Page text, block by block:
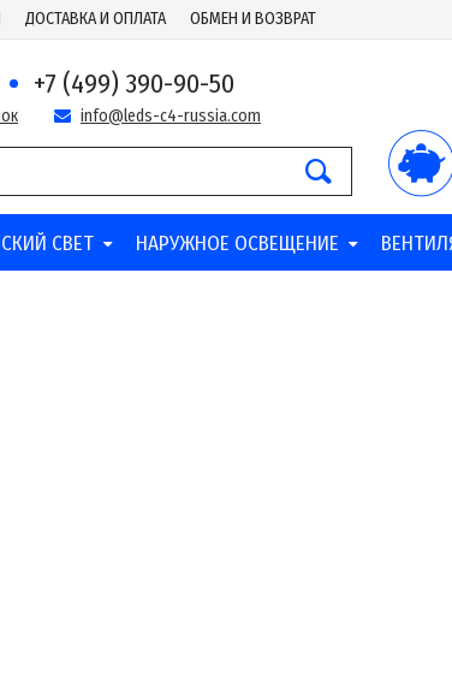
ДОСТАВКА И ОПЛАТА ОБМЕН И ВОЗВРАТ
+7 (499) 390-90-50
info@leds-c4-russia.com
СВЕТ НАРУЖНОЕ ОСВЕЩЕНИЕ